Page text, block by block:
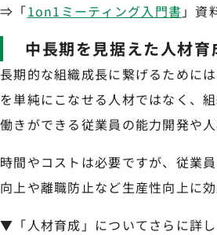
⇒「1on1ミーティング入門書 」資
中長期を見据えた人材育
長期的な組織成長に繋げるために
を単純にこなせる人材ではなく、
働きができる従業員の能力開発や人
時間やコストは必要ですが、従業
向上や離職防止など生産性向上に効
▼「人材育成」についてさらに詳し